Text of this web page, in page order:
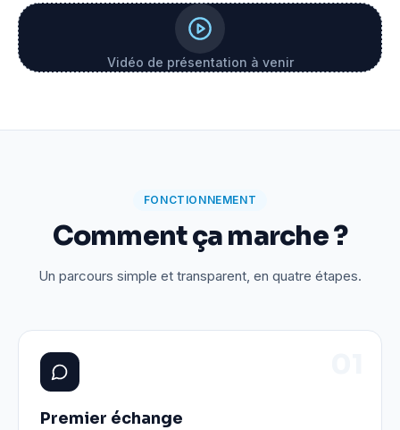
Vidéo de présentation à venir
FONCTIONNEMENT
Comment ça marche ?
Un parcours simple et transparent, en quatre étapes.
Premier échange